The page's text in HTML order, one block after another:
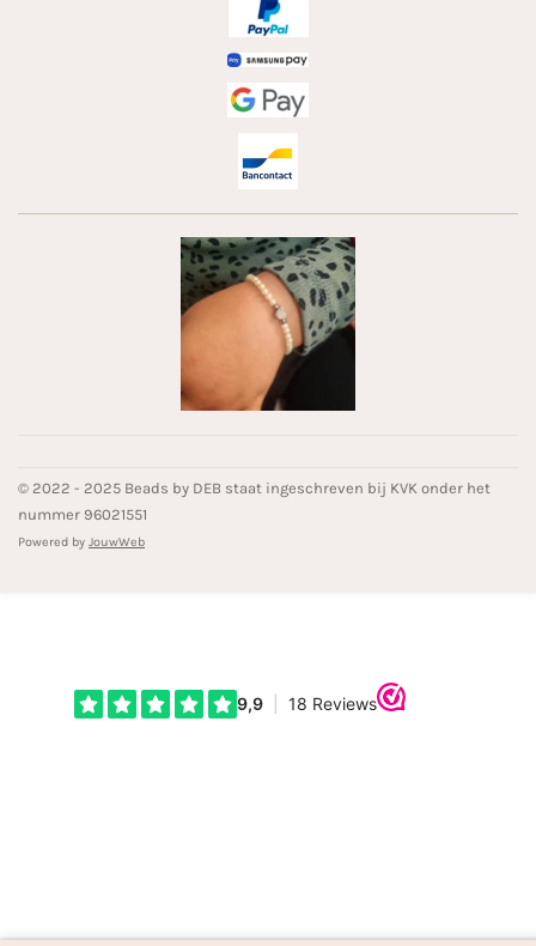
© 2022 - 2025 Beads by DEB staat ingeschreven bij KVK onder het
nummer 96021551
Powered by JouwWeb